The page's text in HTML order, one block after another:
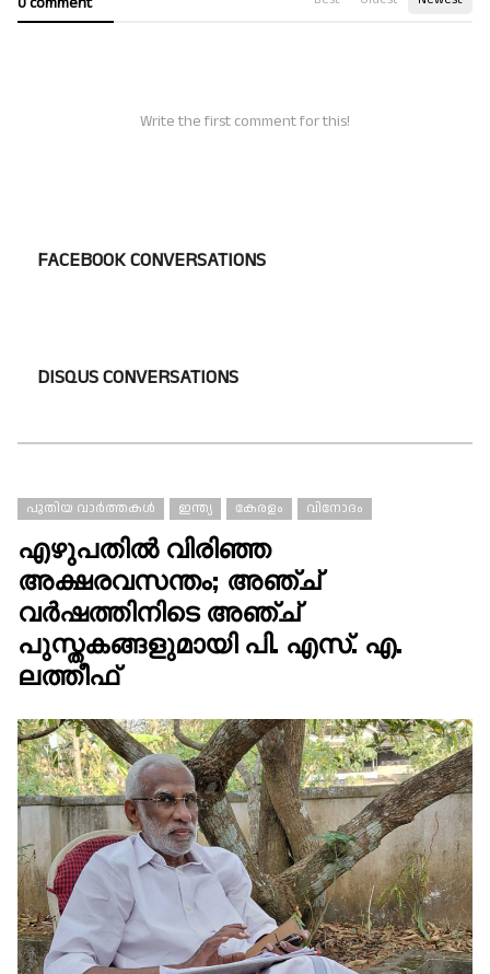
Write the first comment for this!
FACEBOOK CONVERSATIONS
DISQUS CONVERSATIONS
പുതിയ വാർത്തകൾ ഇന്ത്യ കേരളം വിനോദം
എഴുപതിൽ വിരിഞ്ഞ
അക്ഷരവസന്തം; അഞ്ച്
വർഷത്തിനിടെ അഞ്ച്
പുസ്തകങ്ങളുമായി പി. എസ്. എ.
ലത്തീഫ്